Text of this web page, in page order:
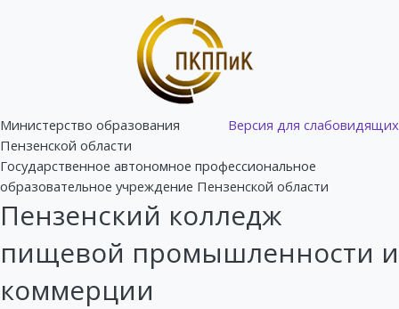
Версия для слабовидящих
Министерство образования
Пензенской области
Государственное автономное профессиональное
образовательное учреждение Пензенской области
Пензенский колледж
пищевой промышленности и
коммерции